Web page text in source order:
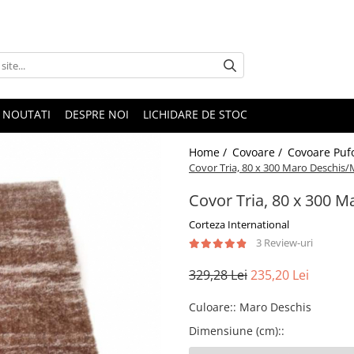
NOUTATI DESPRE NOI LICHIDARE DE STOC
Home / Covoare / Covoare
Covor Tria, 80 x 300 Maro Deschis/
Covor Tria, 80 x 300
Corteza International
3 Review-uri
329,28 Lei235,20 Lei
Culoare:: Maro Deschis
Dimensiune (cm)::